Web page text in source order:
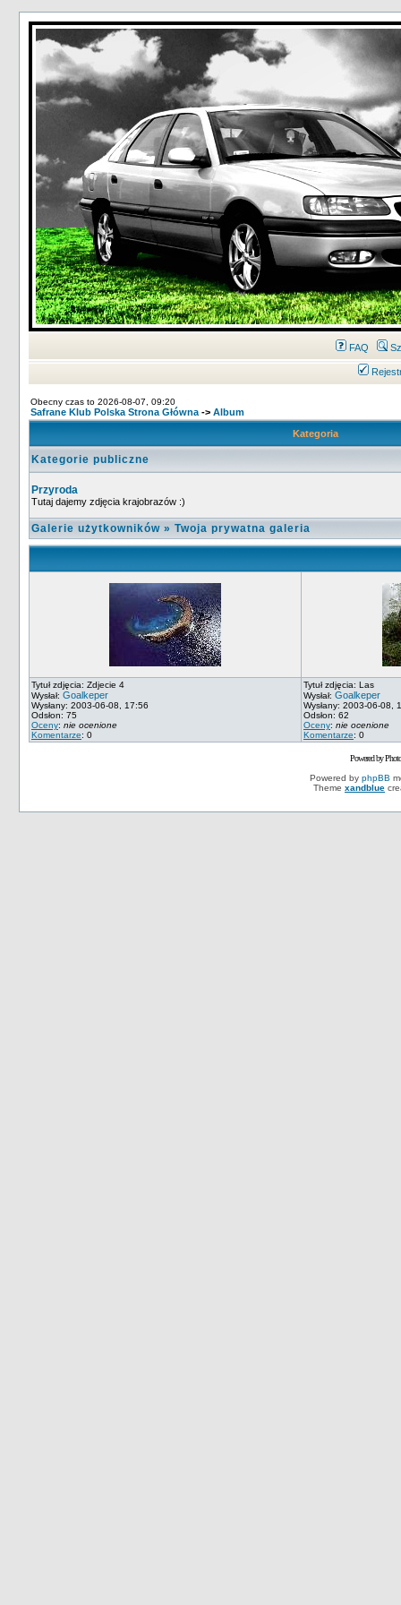
FAQ
Obecny czas to 2026-08-07, 09:20
Safrane Klub Polska Strona Główna -> Album
Kategoria
Kategorie publiczne
Przyroda
Tutaj dajemy zdjęcia krajobrazów :)
Galerie użytkowników » Twoja prywatna galeria
Tytuł zdjęcia: Zdjecie 4
Wysłał: Goalkeper
Wysłany: 2003-06-08, 17:56
Odsłon: 75
Oceny: nie ocenione
Komentarze: 0
Tytuł zdjęcia: Las
Wysłał: Goalkeper
Wysłany: 2003-06-08,
Odsłon: 62
Oceny: nie ocenione
Komentarze: 0
Powered by
Powered by phpBB
Theme xandblue